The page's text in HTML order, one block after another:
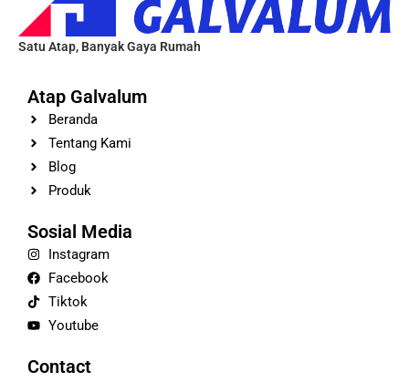
Satu Atap, Banyak Gaya Rumah
Atap Galvalum
Beranda
Tentang Kami
Blog
Produk
Sosial Media
Instagram
Facebook
Tiktok
Youtube
Contact